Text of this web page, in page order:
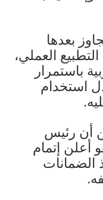
بعدها
العملي،
باستمرار
استخدام
أن رئيس
أعلن إتمام
الضمانات